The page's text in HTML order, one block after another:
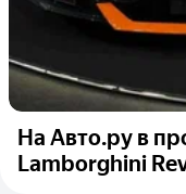
На Авто.ру в
Lamborghini